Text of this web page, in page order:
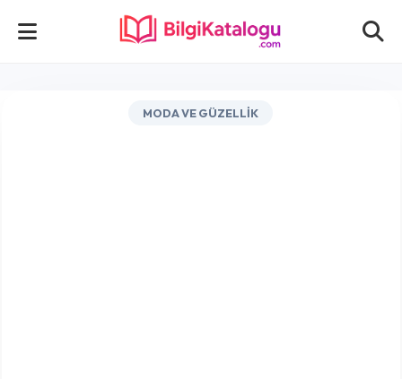
MODA VE GÜZELLIK